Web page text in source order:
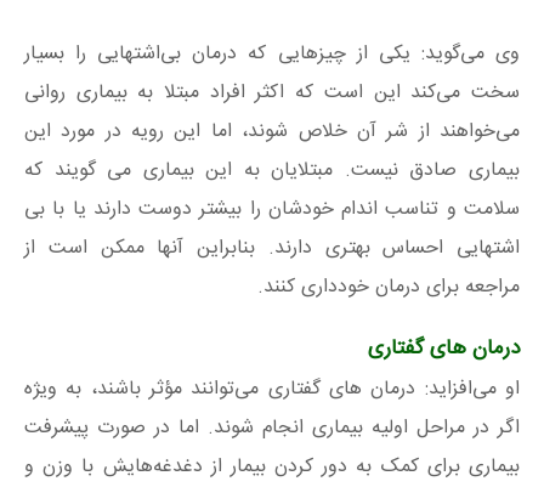
وی می‌گوید: یکی از چیزهایی که درمان بی‌اشتهایی را بسیار
سخت می‌کند این است که اکثر افراد مبتلا به بیماری روانی
می‌خواهند از شر آن خلاص شوند، اما این رویه در مورد این
بیماری صادق نیست. مبتلایان به این بیماری می گویند که
سلامت و تناسب اندام خودشان را بیشتر دوست دارند یا با بی
اشتهایی احساس بهتری دارند. بنابراین آنها ممکن است از
مراجعه برای درمان خودداری کنند.
درمان‌ های گفتاری
او می‌افزاید: درمان‌ های گفتاری می‌توانند مؤثر باشند، به‌ ویژه
اگر در مراحل اولیه بیماری انجام شوند. اما در صورت پیشرفت
بیماری برای کمک به دور کردن بیمار از دغدغه‌هایش با وزن و